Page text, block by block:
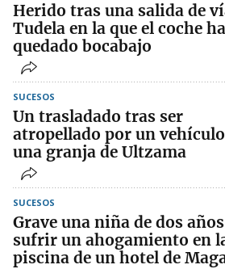
Herido tras una salida de
Tudela en la que el coche ha
quedado bocabajo
SUCESOS
Un trasladado tras ser
atropellado por un
una granja de Ultzama
SUCESOS
Grave una niña de dos
sufrir un ahogamiento en
piscina de un hotel de